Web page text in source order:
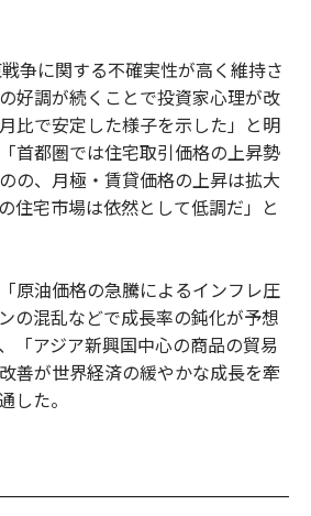
争に関する不確実性が高く維持さ
好調が続くことで投資家心理が改
比で安定した様子を示した」と明
首都圏では住宅取引価格の上昇勢
の、月極・賃貸価格の上昇は拡大
住宅市場は依然として低調だ」と
原油価格の急騰によるインフレ圧
の混乱などで成長率の鈍化が予想
「アジア新興国中心の商品の貿易
善が世界経済の緩やかな成長を牽
した。